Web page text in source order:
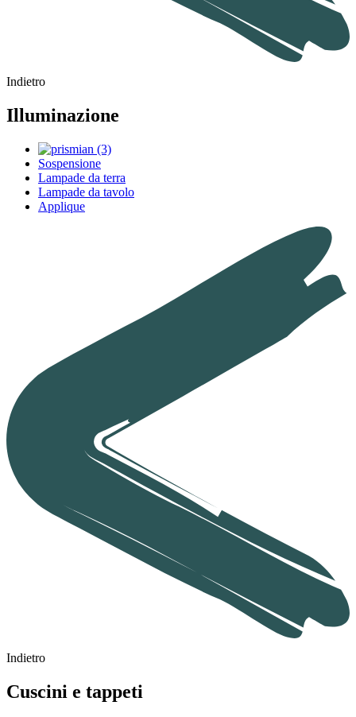
Indietro
Illuminazione
Sospensione
Lampade da terra
Lampade da tavolo
Applique
Indietro
Cuscini e tappeti